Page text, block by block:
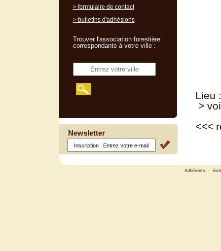
Lieu
>
<<<
> formulaire de contact
> bulletins d'adhésions
Trouver l'association forestière
correspondante à votre ville :
Newsletter
Adhérents -